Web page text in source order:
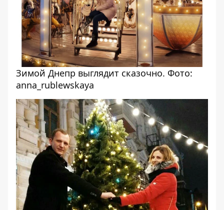
Зимой Днепр выглядит сказочно. Фото:
anna_rublewskaya